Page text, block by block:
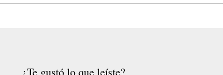
¿Te gustó lo que leíste?